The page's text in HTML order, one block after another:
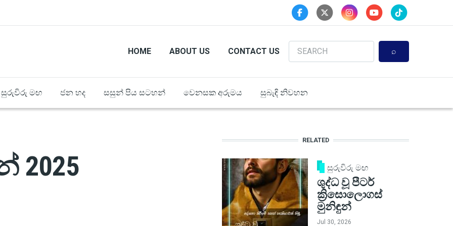
HOME ABOUT US CONTACT US
Search
සුරුවිරු මඟ ජන හද සසුන් පිය සටහන් වෙනසක අරුමය සුබැඳි නිවහන
RELATED
සුරුවිරු මඟ
ශුද්ධ වූ පීටර්
ක්‍රිසොලොගස්
මුනිඳුන්
Jul 30, 2026